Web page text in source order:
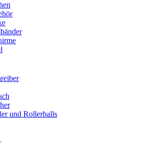
und Rollerballs